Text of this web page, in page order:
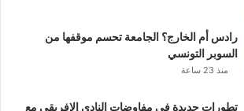
رادس أم الخارج؟ الجامعة تحسم موقفها من
السوبر التونسي
منذ 23 ساعة
تطورات جديدة في مفاوضات النادي الإفريقي مع